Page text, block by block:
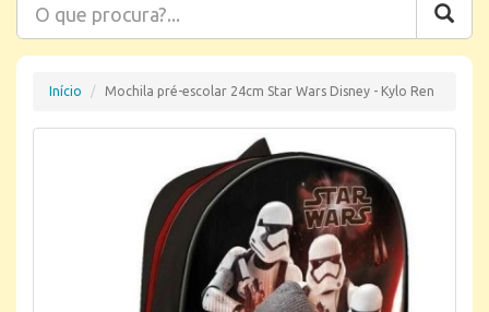
Início Mochila pré-escolar 24cm Star Wars Disney - Kylo Ren